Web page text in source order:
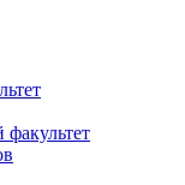
факультет